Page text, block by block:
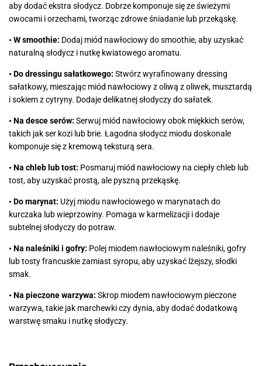
aby dodać ekstra słodycz. Dobrze komponuje się ze świeżymi
owocami i orzechami, tworząc zdrowe śniadanie lub przekąskę.
• W smoothie: Dodaj miód nawłociowy do smoothie, aby uzyskać
naturalną słodycz i nutkę kwiatowego aromatu.
• Do dressingu sałatkowego: Stwórz wyrafinowany dressing
sałatkowy, mieszając miód nawłociowy z oliwą z oliwek, musztardą
i sokiem z cytryny. Dodaje delikatnej słodyczy do sałatek.
• Na desce serów: Serwuj miód nawłociowy obok miękkich serów,
takich jak ser kozi lub brie. Łagodna słodycz miodu doskonale
komponuje się z kremową teksturą sera.
• Na chleb lub tost: Posmaruj miód nawłociowy na ciepły chleb lub
tost, aby uzyskać prostą, ale pyszną przekąskę.
• Do marynat: Użyj miodu nawłociowego w marynatach do
kurczaka lub wieprzowiny. Pomaga w karmelizacji i dodaje
subtelnej słodyczy do potraw.
• Na naleśniki i gofry: Polej miodem nawłociowym naleśniki, gofry
lub tosty francuskie zamiast syropu, aby uzyskać lżejszy, słodki
smak.
• Na pieczone warzywa: Skrop miodem nawłociowym pieczone
warzywa, takie jak marchewki czy dynia, aby dodać dodatkową
warstwę smaku i nutkę słodyczy.